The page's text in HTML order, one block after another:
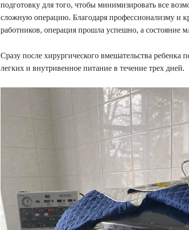
подготовку для того, чтобы минимизировать все
сложную операцию. Благодаря профессионализму и
работников, операция прошла успешно, а состояние
Сразу после хирургического вмешательства ребенка
легких и внутривенное питание в течение трех дней.